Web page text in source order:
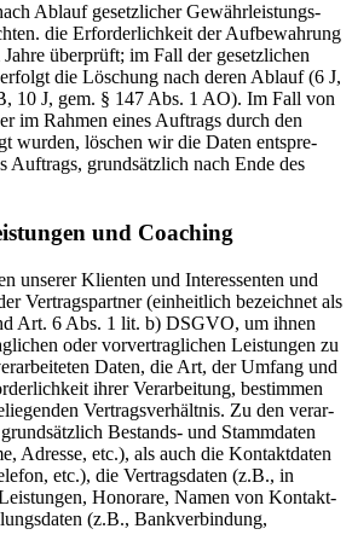
Ablauf gesetz­licher Gewähr­leis­tungs-
die Erfor­der­lichkeit der Aufbe­wahrung
überprüft; im Fall der gesetz­lichen
die Löschung nach deren Ablauf (6 J,
10 J, gem. § 147 Abs. 1 AO). Im Fall von
im Rahmen eines Auftrags durch den
wurden, löschen wir die Daten entspre­
Auftrags, grund­sätzlich nach Ende des
und Coaching
unserer Klienten und Inter­es­senten und
Vertrags­partner (einheitlich bezeichnet als
Art. 6 Abs. 1 lit. b) DSGVO, um ihnen
oder vorver­trag­lichen Leistungen zu
Daten, die Art, der Umfang und
ihrer Verar­beitung, bestimmen
Vertrags­ver­hältnis. Zu den verar­
Bestands- und Stamm­daten
Adresse, etc.), als auch die Kontakt­daten
etc.), die Vertrags­daten (z.B., in
Honorare, Namen von Kontakt­
(z.B., Bankver­bindung,